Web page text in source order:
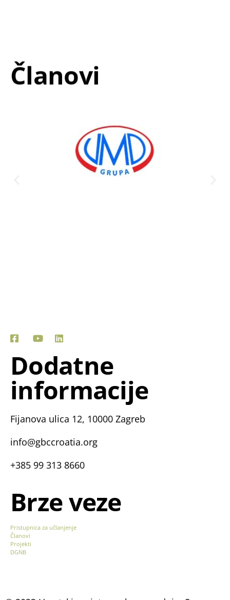
Članovi
Dodatne
informacije
Fijanova ulica 12, 10000 Zagreb
info@gbccroatia.org
+385 99 313 8660
Brze veze
Pristupnica za učlanjenje
Članovi
Projekti
DGNB